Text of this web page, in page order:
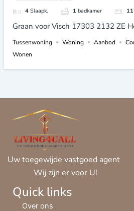
4 Slaapk. 1 badkamer
Graan voor Visch 17303 2132 ZE
Tussenwoning Woning Aanbod
Wonen
Uw toegewijde vastgoed agent
Wij zijn er voor U!
Quick links
Over ons